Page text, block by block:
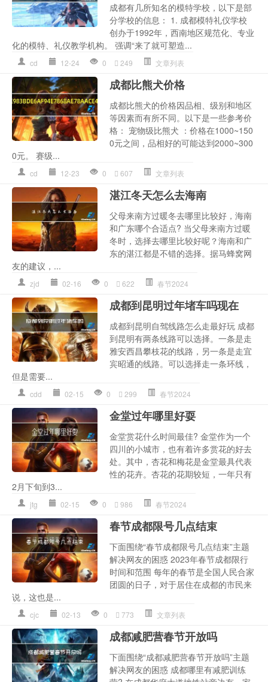
成都有几所知名的模特学校，以下是部
分学校的信息： 1. 成都模特礼仪学校
创办于1992年，西南地区规范化、专业
化的模特、礼仪教学机构。 强调“来了就可塑造...
cd 12-24 0 249 文章列表
成都比熊犬价格
成都比熊犬的价格因品相、级别和地区
等因素而有所不同。以下是一些参考价
格： 宠物级比熊犬 ：价格在1000~150
0元之间，品相好的可能达到2000~300
0元。 赛级...
cd 12-23 0 607 文章列表
湛江冬天怎么去海南
父母来南方过暖冬去哪里比较好，海南
和广东哪个合适点? 当父母来南方过暖
冬时，选择去哪里比较好呢？海南和广
东的湛江都是不错的选择。据马蜂窝网
友的建议，...
zjd 02-16 0 622 春节2024
成都到昆明过年堵车吗现在
成都到昆明自驾线路怎么走最好玩 成都
到昆明有两条线路可以选择。一条是走
雅安西昌攀枝花的线路，另一条是走宜
宾昭通的线路。可以选择走一条环线，
但是需要...
cdd 02-15 0 299 春节2024
金堂过年哪里好耍
金堂赏花什么时间最佳? 金堂作为一个
四川的小城市，也有着许多赏花的好去
处。其中，杏花和梅花是金堂最具代表
性的花卉。杏花的花期较短，一年只有
2月下旬到3...
jtg 02-15 0 986 春节2024
春节成都限号几点结束
下面围绕“春节成都限号几点结束”主题
解决网友的困惑 2023年春节成都限行
时间和范围 每年的春节是全国人民合家
团圆的日子，对于居住在成都的市民来
说，这也是...
cjc 02-13 0 773 文章列表
成都减肥营春节开放吗
下面围绕“成都减肥营春节开放吗”主题
解决网友的困惑 成都哪里有减肥训练